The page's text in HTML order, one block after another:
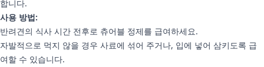
합니다.
사용 방법:
반려견의 식사 시간 전후로 츄어블 정제를 급여하세요.
자발적으로 먹지 않을 경우 사료에 섞어 주거나, 입에 넣어 삼키도록 급
여할 수 있습니다.